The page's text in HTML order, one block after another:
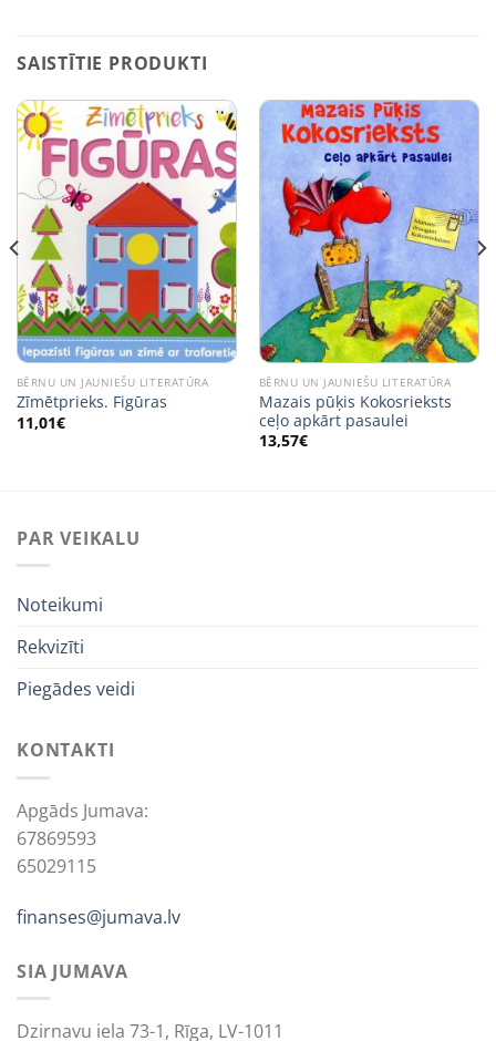
SAISTĪTIE PRODUKTI
BĒRNU UN JAUNIEŠU LITERATŪRA
Zīmētprieks. Figūras
11,01€
BĒRNU UN JAUNIEŠU LITERATŪRA
Mazais pūķis Kokosrieksts
ceļo apkārt pasaulei
13,57€
PAR VEIKALU
Noteikumi
Rekvizīti
Piegādes veidi
KONTAKTI
Apgāds Jumava:
67869593
65029115
finanses@jumava.lv
SIA JUMAVA
Dzirnavu iela 73-1, Rīga, LV-1011